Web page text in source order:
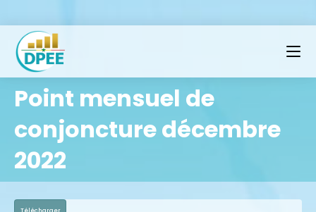
Point mensuel de
conjoncture décembre
2022